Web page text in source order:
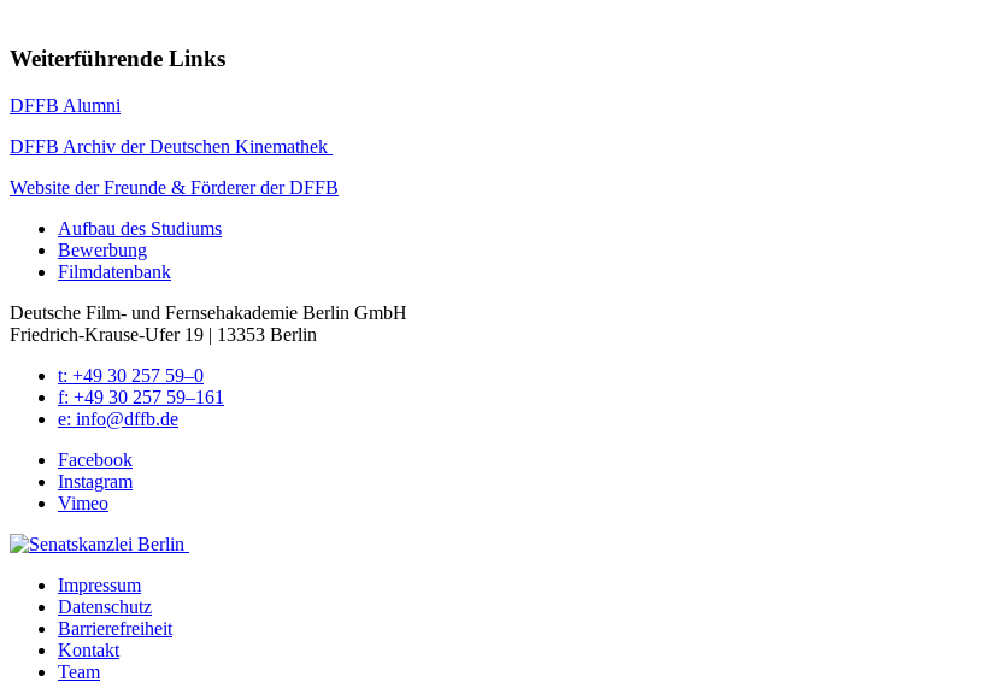
Weiterführende Links
DFFB Alum­ni
DFFB Archiv der Deut­schen Kine­ma­thek
Web­site der Freun­de & För­de­rer der DFFB
Auf­bau des Stu­di­ums
Bewer­bung
Film­da­ten­bank
Deutsche Film- und Fernseh­akademie Berlin GmbH
Friedrich-Krause-Ufer 19 | 13353 Berlin
t: +49 30 257 59–0
f: +49 30 257 59–161
e: info@​dffb.​de
Face­book
Insta­gram
Vimeo
Impres­sum
Daten­schutz
Bar­rie­re­frei­heit
Kon­takt
Team